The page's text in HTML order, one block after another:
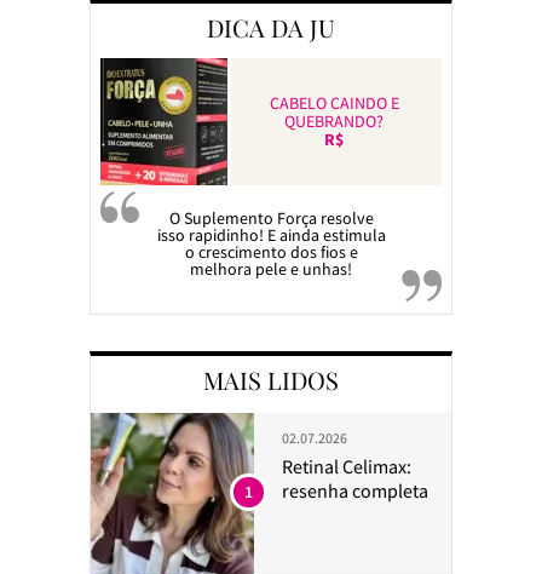
DICA DA JU
CABELO CAINDO E
QUEBRANDO?
R$
O Suplemento Força resolve
isso rapidinho! E ainda estimula
o crescimento dos fios e
melhora pele e unhas!
MAIS LIDOS
02.07.2026
Retinal Celimax:
resenha completa
1